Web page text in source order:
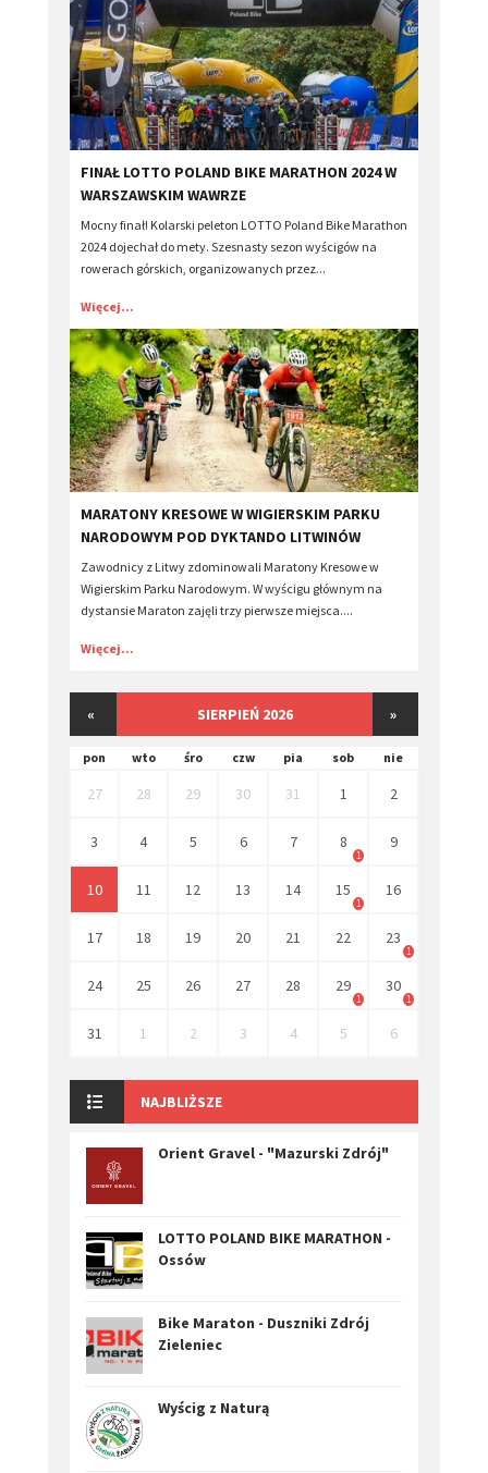
​FINAŁ LOTTO POLAND BIKE MARATHON 2024 W
WARSZAWSKIM WAWRZE
Mocny finał! Kolarski peleton LOTTO Poland Bike Marathon
2024 dojechał do mety. Szesnasty sezon wyścigów na
rowerach górskich, organizowanych przez...
Więcej...
​MARATONY KRESOWE W WIGIERSKIM PARKU
NARODOWYM POD DYKTANDO LITWINÓW
Zawodnicy z Litwy zdominowali Maratony Kresowe w
Wigierskim Parku Narodowym. W wyścigu głównym na
dystansie Maraton zajęli trzy pierwsze miejsca....
Więcej...
« SIERPIEŃ 2026 »
pon wto śro czw pia sob nie
27 28 29 30 31 1 2
3 4 5 6 7 8
1
9
10 11 12 13 14 15
1
16
17 18 19 20 21 22 23
1
24 25 26 27 28 29
1
30
1
31 1 2 3 4 5 6
NAJBLIŻSZE
Orient Gravel - "Mazurski Zdrój"
LOTTO POLAND BIKE MARATHON -
Ossów
Bike Maraton - Duszniki Zdrój
Zieleniec
Wyścig z Naturą